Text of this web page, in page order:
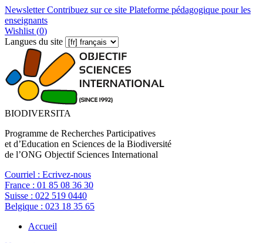
NewsletterContribuez sur ce site Plateforme pédagogique pour les
enseignants
Wishlist (0)
Langues du site
BIODIVERSITA
Programme de Recherches Participatives
et d’Education en Sciences de la Biodiversité
de l’ONG Objectif Sciences International
Courriel : Ecrivez-nous
France : 01 85 08 36 30
Suisse : 022 519 0440
Belgique : 023 18 35 65
Accueil